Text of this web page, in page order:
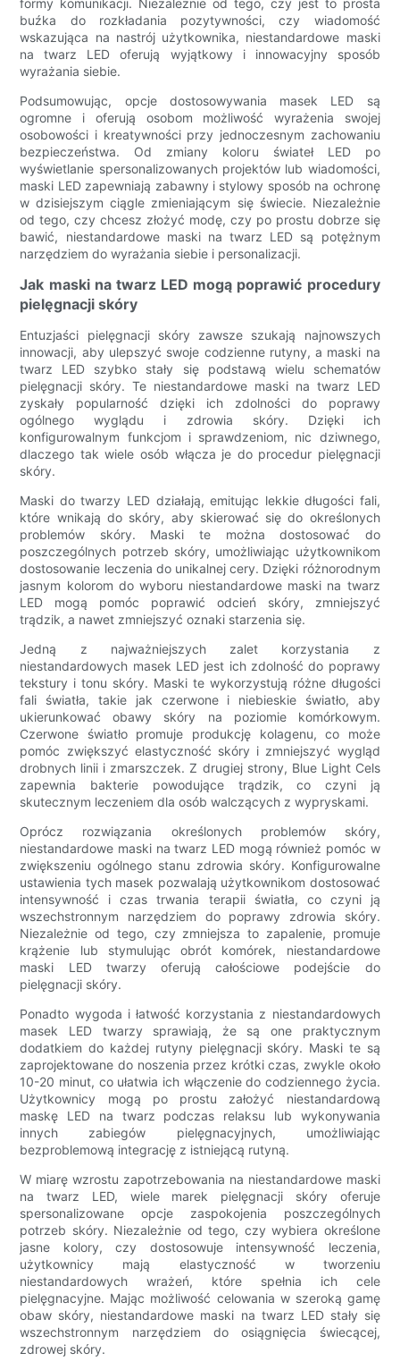
formy komunikacji. Niezależnie od tego, czy jest to prosta
buźka do rozkładania pozytywności, czy wiadomość
wskazująca na nastrój użytkownika, niestandardowe maski
na twarz LED oferują wyjątkowy i innowacyjny sposób
wyrażania siebie.
Podsumowując, opcje dostosowywania masek LED są
ogromne i oferują osobom możliwość wyrażenia swojej
osobowości i kreatywności przy jednoczesnym zachowaniu
bezpieczeństwa. Od zmiany koloru świateł LED po
wyświetlanie spersonalizowanych projektów lub wiadomości,
maski LED zapewniają zabawny i stylowy sposób na ochronę
w dzisiejszym ciągle zmieniającym się świecie. Niezależnie
od tego, czy chcesz złożyć modę, czy po prostu dobrze się
bawić, niestandardowe maski na twarz LED są potężnym
narzędziem do wyrażania siebie i personalizacji.
Jak maski na twarz LED mogą poprawić procedury
pielęgnacji skóry
Entuzjaści pielęgnacji skóry zawsze szukają najnowszych
innowacji, aby ulepszyć swoje codzienne rutyny, a maski na
twarz LED szybko stały się podstawą wielu schematów
pielęgnacji skóry. Te niestandardowe maski na twarz LED
zyskały popularność dzięki ich zdolności do poprawy
ogólnego wyglądu i zdrowia skóry. Dzięki ich
konfigurowalnym funkcjom i sprawdzeniom, nic dziwnego,
dlaczego tak wiele osób włącza je do procedur pielęgnacji
skóry.
Maski do twarzy LED działają, emitując lekkie długości fali,
które wnikają do skóry, aby skierować się do określonych
problemów skóry. Maski te można dostosować do
poszczególnych potrzeb skóry, umożliwiając użytkownikom
dostosowanie leczenia do unikalnej cery. Dzięki różnorodnym
jasnym kolorom do wyboru niestandardowe maski na twarz
LED mogą pomóc poprawić odcień skóry, zmniejszyć
trądzik, a nawet zmniejszyć oznaki starzenia się.
Jedną z najważniejszych zalet korzystania z
niestandardowych masek LED jest ich zdolność do poprawy
tekstury i tonu skóry. Maski te wykorzystują różne długości
fali światła, takie jak czerwone i niebieskie światło, aby
ukierunkować obawy skóry na poziomie komórkowym.
Czerwone światło promuje produkcję kolagenu, co może
pomóc zwiększyć elastyczność skóry i zmniejszyć wygląd
drobnych linii i zmarszczek. Z drugiej strony, Blue Light Cels
zapewnia bakterie powodujące trądzik, co czyni ją
skutecznym leczeniem dla osób walczących z wypryskami.
Oprócz rozwiązania określonych problemów skóry,
niestandardowe maski na twarz LED mogą również pomóc w
zwiększeniu ogólnego stanu zdrowia skóry. Konfigurowalne
ustawienia tych masek pozwalają użytkownikom dostosować
intensywność i czas trwania terapii światła, co czyni ją
wszechstronnym narzędziem do poprawy zdrowia skóry.
Niezależnie od tego, czy zmniejsza to zapalenie, promuje
krążenie lub stymulując obrót komórek, niestandardowe
maski LED twarzy oferują całościowe podejście do
pielęgnacji skóry.
Ponadto wygoda i łatwość korzystania z niestandardowych
masek LED twarzy sprawiają, że są one praktycznym
dodatkiem do każdej rutyny pielęgnacji skóry. Maski te są
zaprojektowane do noszenia przez krótki czas, zwykle około
10-20 minut, co ułatwia ich włączenie do codziennego życia.
Użytkownicy mogą po prostu założyć niestandardową
maskę LED na twarz podczas relaksu lub wykonywania
innych zabiegów pielęgnacyjnych, umożliwiając
bezproblemową integrację z istniejącą rutyną.
W miarę wzrostu zapotrzebowania na niestandardowe maski
na twarz LED, wiele marek pielęgnacji skóry oferuje
spersonalizowane opcje zaspokojenia poszczególnych
potrzeb skóry. Niezależnie od tego, czy wybiera określone
jasne kolory, czy dostosowuje intensywność leczenia,
użytkownicy mają elastyczność w tworzeniu
niestandardowych wrażeń, które spełnia ich cele
pielęgnacyjne. Mając możliwość celowania w szeroką gamę
obaw skóry, niestandardowe maski na twarz LED stały się
wszechstronnym narzędziem do osiągnięcia świecącej,
zdrowej skóry.